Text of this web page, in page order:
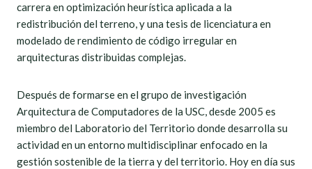
carrera en optimización heurística aplicada a la
redistribución del terreno, y una tesis de licenciatura en
modelado de rendimiento de código irregular en
arquitecturas distribuidas complejas.
Después de formarse en el grupo de investigación
Arquitectura de Computadores de la USC, desde 2005 es
miembro del Laboratorio del Territorio donde desarrolla su
actividad en un entorno multidisciplinar enfocado en la
gestión sostenible de la tierra y del territorio. Hoy en día sus